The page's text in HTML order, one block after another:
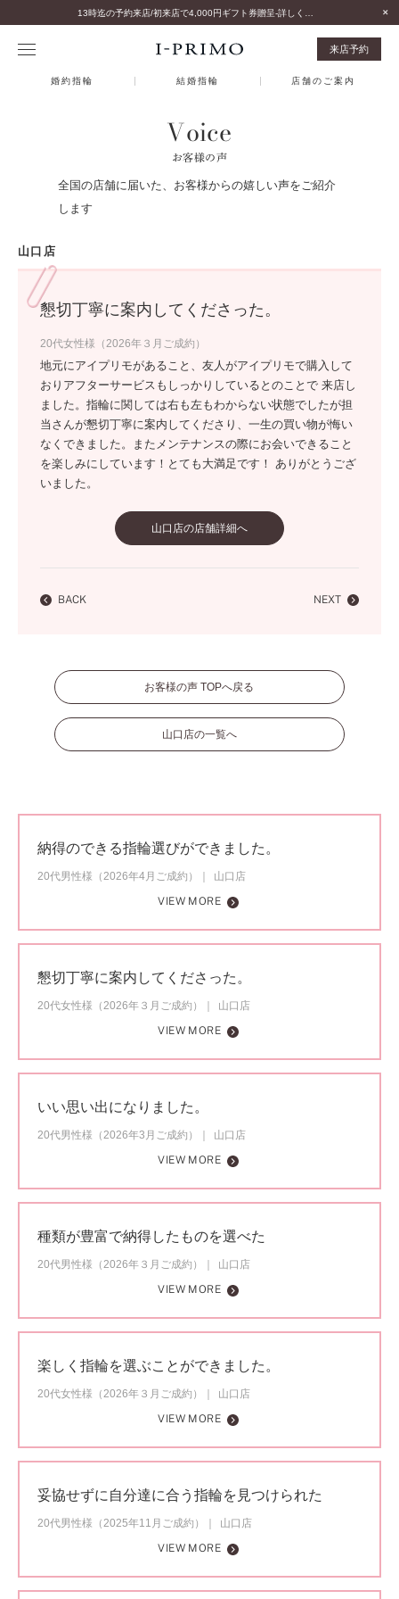
来店予約
婚約指輪 結婚指輪 店舗のご案内
Voice
お客様の声
全国の店舗に届いた、お客様からの嬉しい声をご紹介
します
山口店
懇切丁寧に案内してくださった。
20代女性様（2026年３月ご成約）
地元にアイプリモがあること、友人がアイプリモで購入して
おりアフターサービスもしっかりしているとのことで 来店し
ました。指輪に関しては右も左もわからない状態でしたが担
当さんが懇切丁寧に案内してくださり、一生の買い物が悔い
なくできました。またメンテナンスの際にお会いできること
を楽しみにしています！とても大満足です！ ありがとうござ
いました。
山口店の店舗詳細へ
BACK NEXT
お客様の声 TOPへ戻る
山口店の一覧へ
納得のできる指輪選びができました。
20代男性様（2026年4月ご成約）
山口店
VIEW MORE
懇切丁寧に案内してくださった。
20代女性様（2026年３月ご成約）
山口店
VIEW MORE
いい思い出になりました。
20代男性様（2026年3月ご成約）
山口店
VIEW MORE
種類が豊富で納得したものを選べた
20代男性様（2026年３月ご成約）
山口店
VIEW MORE
楽しく指輪を選ぶことができました。
20代女性様（2026年３月ご成約）
山口店
VIEW MORE
妥協せずに自分達に合う指輪を見つけられた
20代男性様（2025年11月ご成約）
山口店
VIEW MORE